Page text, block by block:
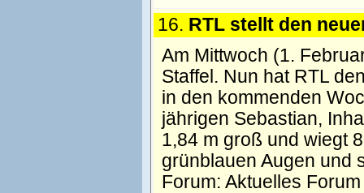
16. RTL stellt den
Am Mittwoch (1.
Staffel. Nun hat RTL
in den kommenden
jährigen Sebastian,
1,84 m groß und wiegt
grünblauen Augen und
Forum: Aktuelles Forum